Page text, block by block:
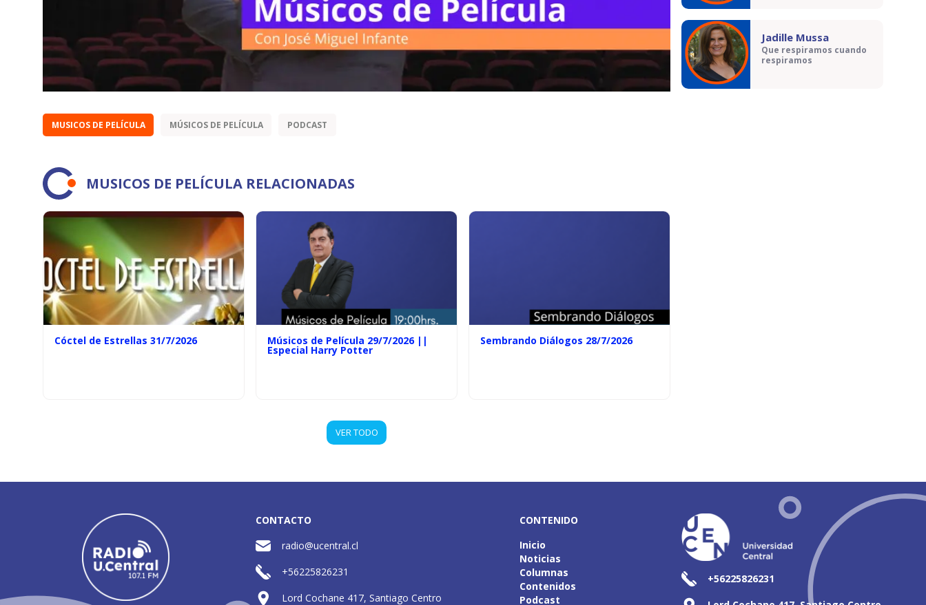
MUSICOS DE PELÍCULA MÚSICOS DE PELÍCULA PODCAST
MUSICOS DE PELÍCULA RELACIONADAS
Cóctel de Estrellas 31/7/2026 Músicos de Película 29/7/2026 ||
Especial Harry Potter
Sembrando Diálogos 28/7/2026
VER TODO
Jadille Mussa
Que respiramos cuando
respiramos
CONTACTO
radio@ucentral.cl
+56225826231
Lord Cochane 417, Santiago Centro
CONTENIDO
Inicio
Noticias
Columnas
Contenidos
Podcast
+56225826231